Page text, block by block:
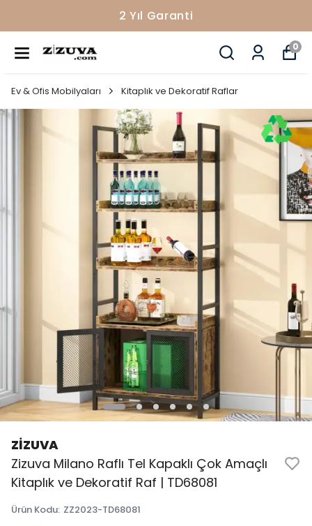
2 Yıl Garanti
0
Ev & Ofis Mobilyaları Kitaplık ve Dekoratif Raflar
ZİZUVA
Zizuva Milano Raflı Tel Kapaklı Çok Amaçlı
Kitaplık ve Dekoratif Raf | TD68081
Ürün Kodu: ZZ2023-TD68081